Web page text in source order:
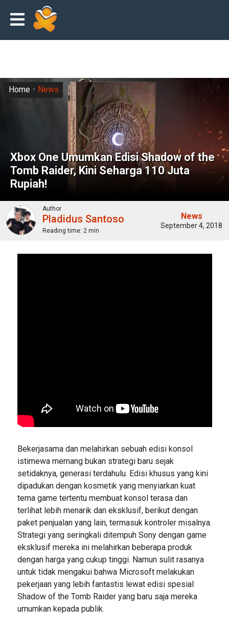
Xbox One Umumkan Edisi Shadow of the
Tomb Raider, Kini Seharga 110 Juta
Rupiah!
Home News
Author
Pladidus Santoso
Reading time: 2 min
News
September 4, 2018
Bekerjasama dan melahirkan sebuah edisi konsol
istimewa memang bukan strategi baru sejak
setidaknya, generasi terdahulu. Edisi khusus yang kini
dipadukan dengan kosmetik yang menyiarkan kuat
tema game tertentu membuat konsol terasa dan
terlihat lebih menarik dan eksklusif, berikut dengan
paket penjualan yang lain, termasuk kontroler misalnya.
Strategi yang seringkali ditempuh Sony dengan game
eksklusif mereka ini melahirkan beberapa produk
dengan harga yang cukup tinggi. Namun sulit rasanya
untuk tidak mengakui bahwa Microsoft melakukan
pekerjaan yang lebih fantastis lewat edisi spesial
Shadow of the Tomb Raider yang baru saja mereka
umumkan kepada publik.